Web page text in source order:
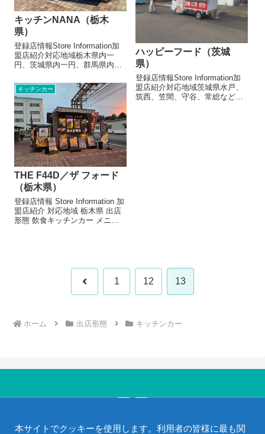
キッチンNANA（栃木
県）
登録店情報Store Information加
盟店紹介対応地域栃木県内一
円、茨城県内一円、群馬県内一
ニュー/販売・取扱品目（参考数
値です）元祖パンダだるま焼
き ４００円～和食屋さんのた
まごやき ５００円～お店よ
り...
ハッピーフード（茨城
県）
登録店情報Store Information加
盟店紹介対応地域茨城県水戸、
筑西、笠間、守谷、常総など県
キッチンカー
THE F44D／ザ フォード
（栃木県）
登録店情報 Store Information 加
盟店紹介 対応地域 栃木県 出店
形態 飲食キッチンカー メニュ
1 12 13
ホーム 出店形態 キッチンカー
本サイトでクッキーを使用します。利用者の皆様に最も関